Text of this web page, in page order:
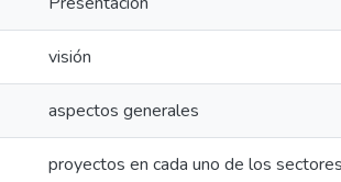
visión
aspectos generales
proyectos en cada uno de los